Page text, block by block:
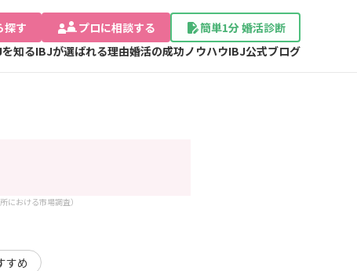
探す プロに相談する
簡単1分 婚活診断
知るIBJが選ばれる理由婚活の成功ノウハウIBJ公式ブログ
おける市場調査）
すめ